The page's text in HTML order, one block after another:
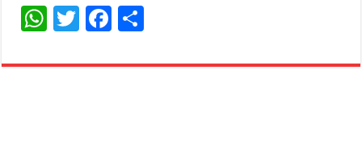
W
at
T
itt
F
c ar